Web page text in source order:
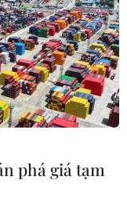
Vietnam+)
phá giá tạm